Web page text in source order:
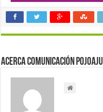
Acerca Comunicación Pojoaju